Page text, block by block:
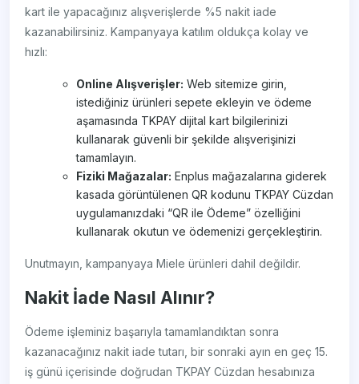
kart ile yapacağınız alışverişlerde %5 nakit iade
kazanabilirsiniz. Kampanyaya katılım oldukça kolay ve
hızlı:
Online Alışverişler: Web sitemize girin,
istediğiniz ürünleri sepete ekleyin ve ödeme
aşamasında TKPAY dijital kart bilgilerinizi
kullanarak güvenli bir şekilde alışverişinizi
tamamlayın.
Fiziki Mağazalar: Enplus mağazalarına giderek
kasada görüntülenen QR kodunu TKPAY Cüzdan
uygulamanızdaki “QR ile Ödeme” özelliğini
kullanarak okutun ve ödemenizi gerçekleştirin.
Unutmayın, kampanyaya Miele ürünleri dahil değildir.
Nakit İade Nasıl Alınır?
Ödeme işleminiz başarıyla tamamlandıktan sonra
kazanacağınız nakit iade tutarı, bir sonraki ayın en geç 15.
iş günü içerisinde doğrudan TKPAY Cüzdan hesabınıza